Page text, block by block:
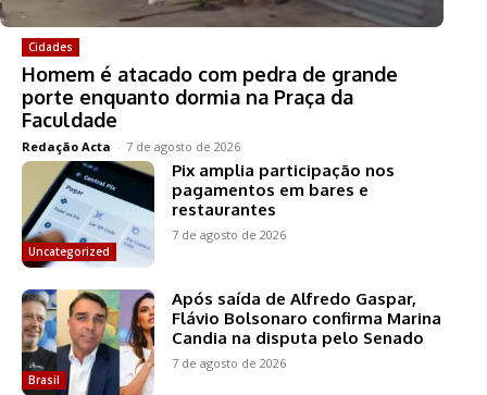
Cidades
Homem é atacado com pedra de grande
porte enquanto dormia na Praça da
Faculdade
Redação Acta - 7 de agosto de 2026
Uncategorized
Pix amplia participação nos
pagamentos em bares e
restaurantes
7 de agosto de 2026
Brasil
Após saída de Alfredo Gaspar,
Flávio Bolsonaro confirma Marina
Candia na disputa pelo Senado
7 de agosto de 2026